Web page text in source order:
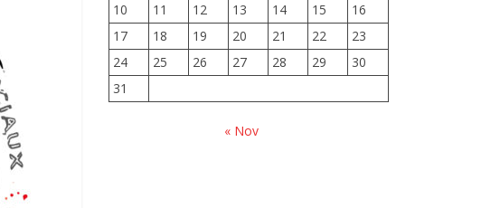
10
11 12 13 14 15
16
17
18 19 20 21 22
23
24
25 26 27 28 29
30
31
« Nov